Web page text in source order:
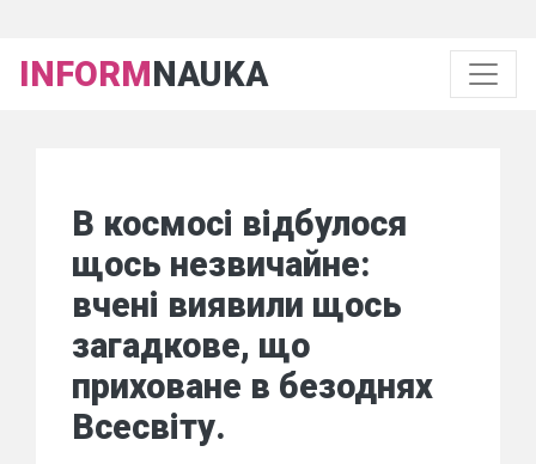
INFORMNAUKA
В космосі відбулося
щось незвичайне:
вчені виявили щось
загадкове, що
приховане в безоднях
Всесвіту.